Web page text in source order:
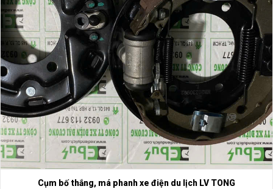
Cụm bố thắng, má phanh xe điện du lịch LV TONG